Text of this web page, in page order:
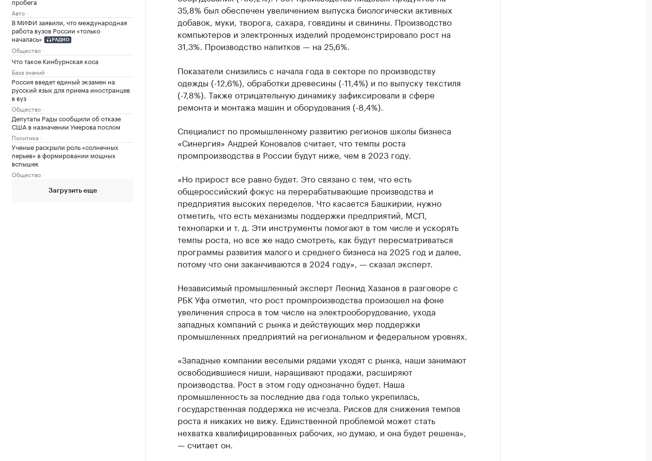
Авто
В МИФИ заявили, что международная
работа вузов России «только
началась»
РАДИО
Общество
Что такое Кинбурнская коса
База знаний
Россия введет единый экзамен на
русский язык для приема иностранцев
в вуз
Общество
Депутаты Рады сообщили об отказе
США в назначении Умерова послом
Политика
Ученые раскрыли роль «солнечных
перьев» в формировании мощных
вспышек
Общество
Загрузить еще
35,8% был обеспечен увеличением выпуска биологически активных
добавок, муки, творога, сахара, говядины и свинины. Производство
компьютеров и электронных изделий продемонстрировало рост на
31,3%. Производство напитков — на 25,6%.
Показатели снизились с начала года в секторе по производству
одежды (-12,6%), обработки древесины (-11,4%) и по выпуску текстиля
(-7,8%). Также отрицательную динамику зафиксировали в сфере
ремонта и монтажа машин и оборудования (-8,4%).
Специалист по промышленному развитию регионов школы бизнеса
«Синергия» Андрей Коновалов считает, что темпы роста
промпроизводства в России будут ниже, чем в 2023 году.
«Но прирост все равно будет. Это связано с тем, что есть
общероссийский фокус на перерабатывающие производства и
предприятия высоких переделов. Что касается Башкирии, нужно
отметить, что есть механизмы поддержки предприятий, МСП,
технопарки и т. д. Эти инструменты помогают в том числе и ускорять
темпы роста, но все же надо смотреть, как будут пересматриваться
программы развития малого и среднего бизнеса на 2025 год и далее,
потому что они заканчиваются в 2024 году», — сказал эксперт.
Независимый промышленный эксперт Леонид Хазанов в разговоре с
РБК Уфа отметил, что рост промпроизводства произошел на фоне
увеличения спроса в том числе на электрооборудование, ухода
западных компаний с рынка и действующих мер поддержки
промышленных предприятий на региональном и федеральном уровнях.
«Западные компании веселыми рядами уходят с рынка, наши занимают
освободившиеся ниши, наращивают продажи, расширяют
производства. Рост в этом году однозначно будет. Наша
промышленность за последние два года только укрепилась,
государственная поддержка не исчезла. Рисков для снижения темпов
роста я никаких не вижу. Единственной проблемой может стать
нехватка квалифицированных рабочих, но думаю, и она будет решена»,
— считает он.